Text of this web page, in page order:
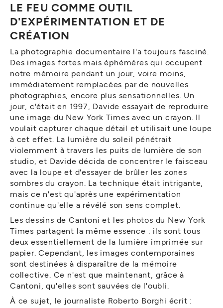
LE FEU COMME OUTIL
D'EXPÉRIMENTATION ET DE
CRÉATION
La photographie documentaire l'a toujours fasciné.
Des images fortes mais éphémères qui occupent
notre mémoire pendant un jour, voire moins,
immédiatement remplacées par de nouvelles
photographies, encore plus sensationnelles. Un
jour, c'était en 1997, Davide essayait de reproduire
une image du New York Times avec un crayon. Il
voulait capturer chaque détail et utilisait une loupe
à cet effet. La lumière du soleil pénétrait
violemment à travers les puits de lumière de son
studio, et Davide décida de concentrer le faisceau
avec la loupe et d'essayer de brûler les zones
sombres du crayon. La technique était intrigante,
mais ce n'est qu'après une expérimentation
continue qu'elle a révélé son sens complet.
Les dessins de Cantoni et les photos du New York
Times partagent la même essence ; ils sont tous
deux essentiellement de la lumière imprimée sur
papier. Cependant, les images contemporaines
sont destinées à disparaître de la mémoire
collective. Ce n'est que maintenant, grâce à
Cantoni, qu'elles sont sauvées de l'oubli.
À ce sujet, le journaliste Roberto Borghi écrit :